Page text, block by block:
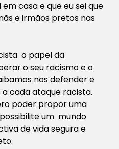
casa e que eu sei que
e irmãos pretos nas
o papel da
o seu racismo e o
nos defender e
cada ataque racista.
poder propor uma
um mundo
de vida segura e